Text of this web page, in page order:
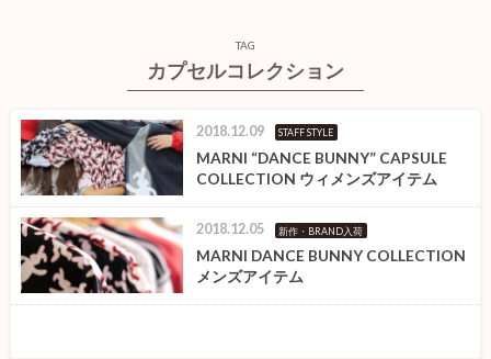
TAG
カプセルコレクション
2018.12.09 STAFF STYLE
MARNI “DANCE BUNNY” CAPSULE
COLLECTION ウィメンズアイテム
2018.12.05 新作・BRAND入荷
MARNI DANCE BUNNY COLLECTION
メンズアイテム